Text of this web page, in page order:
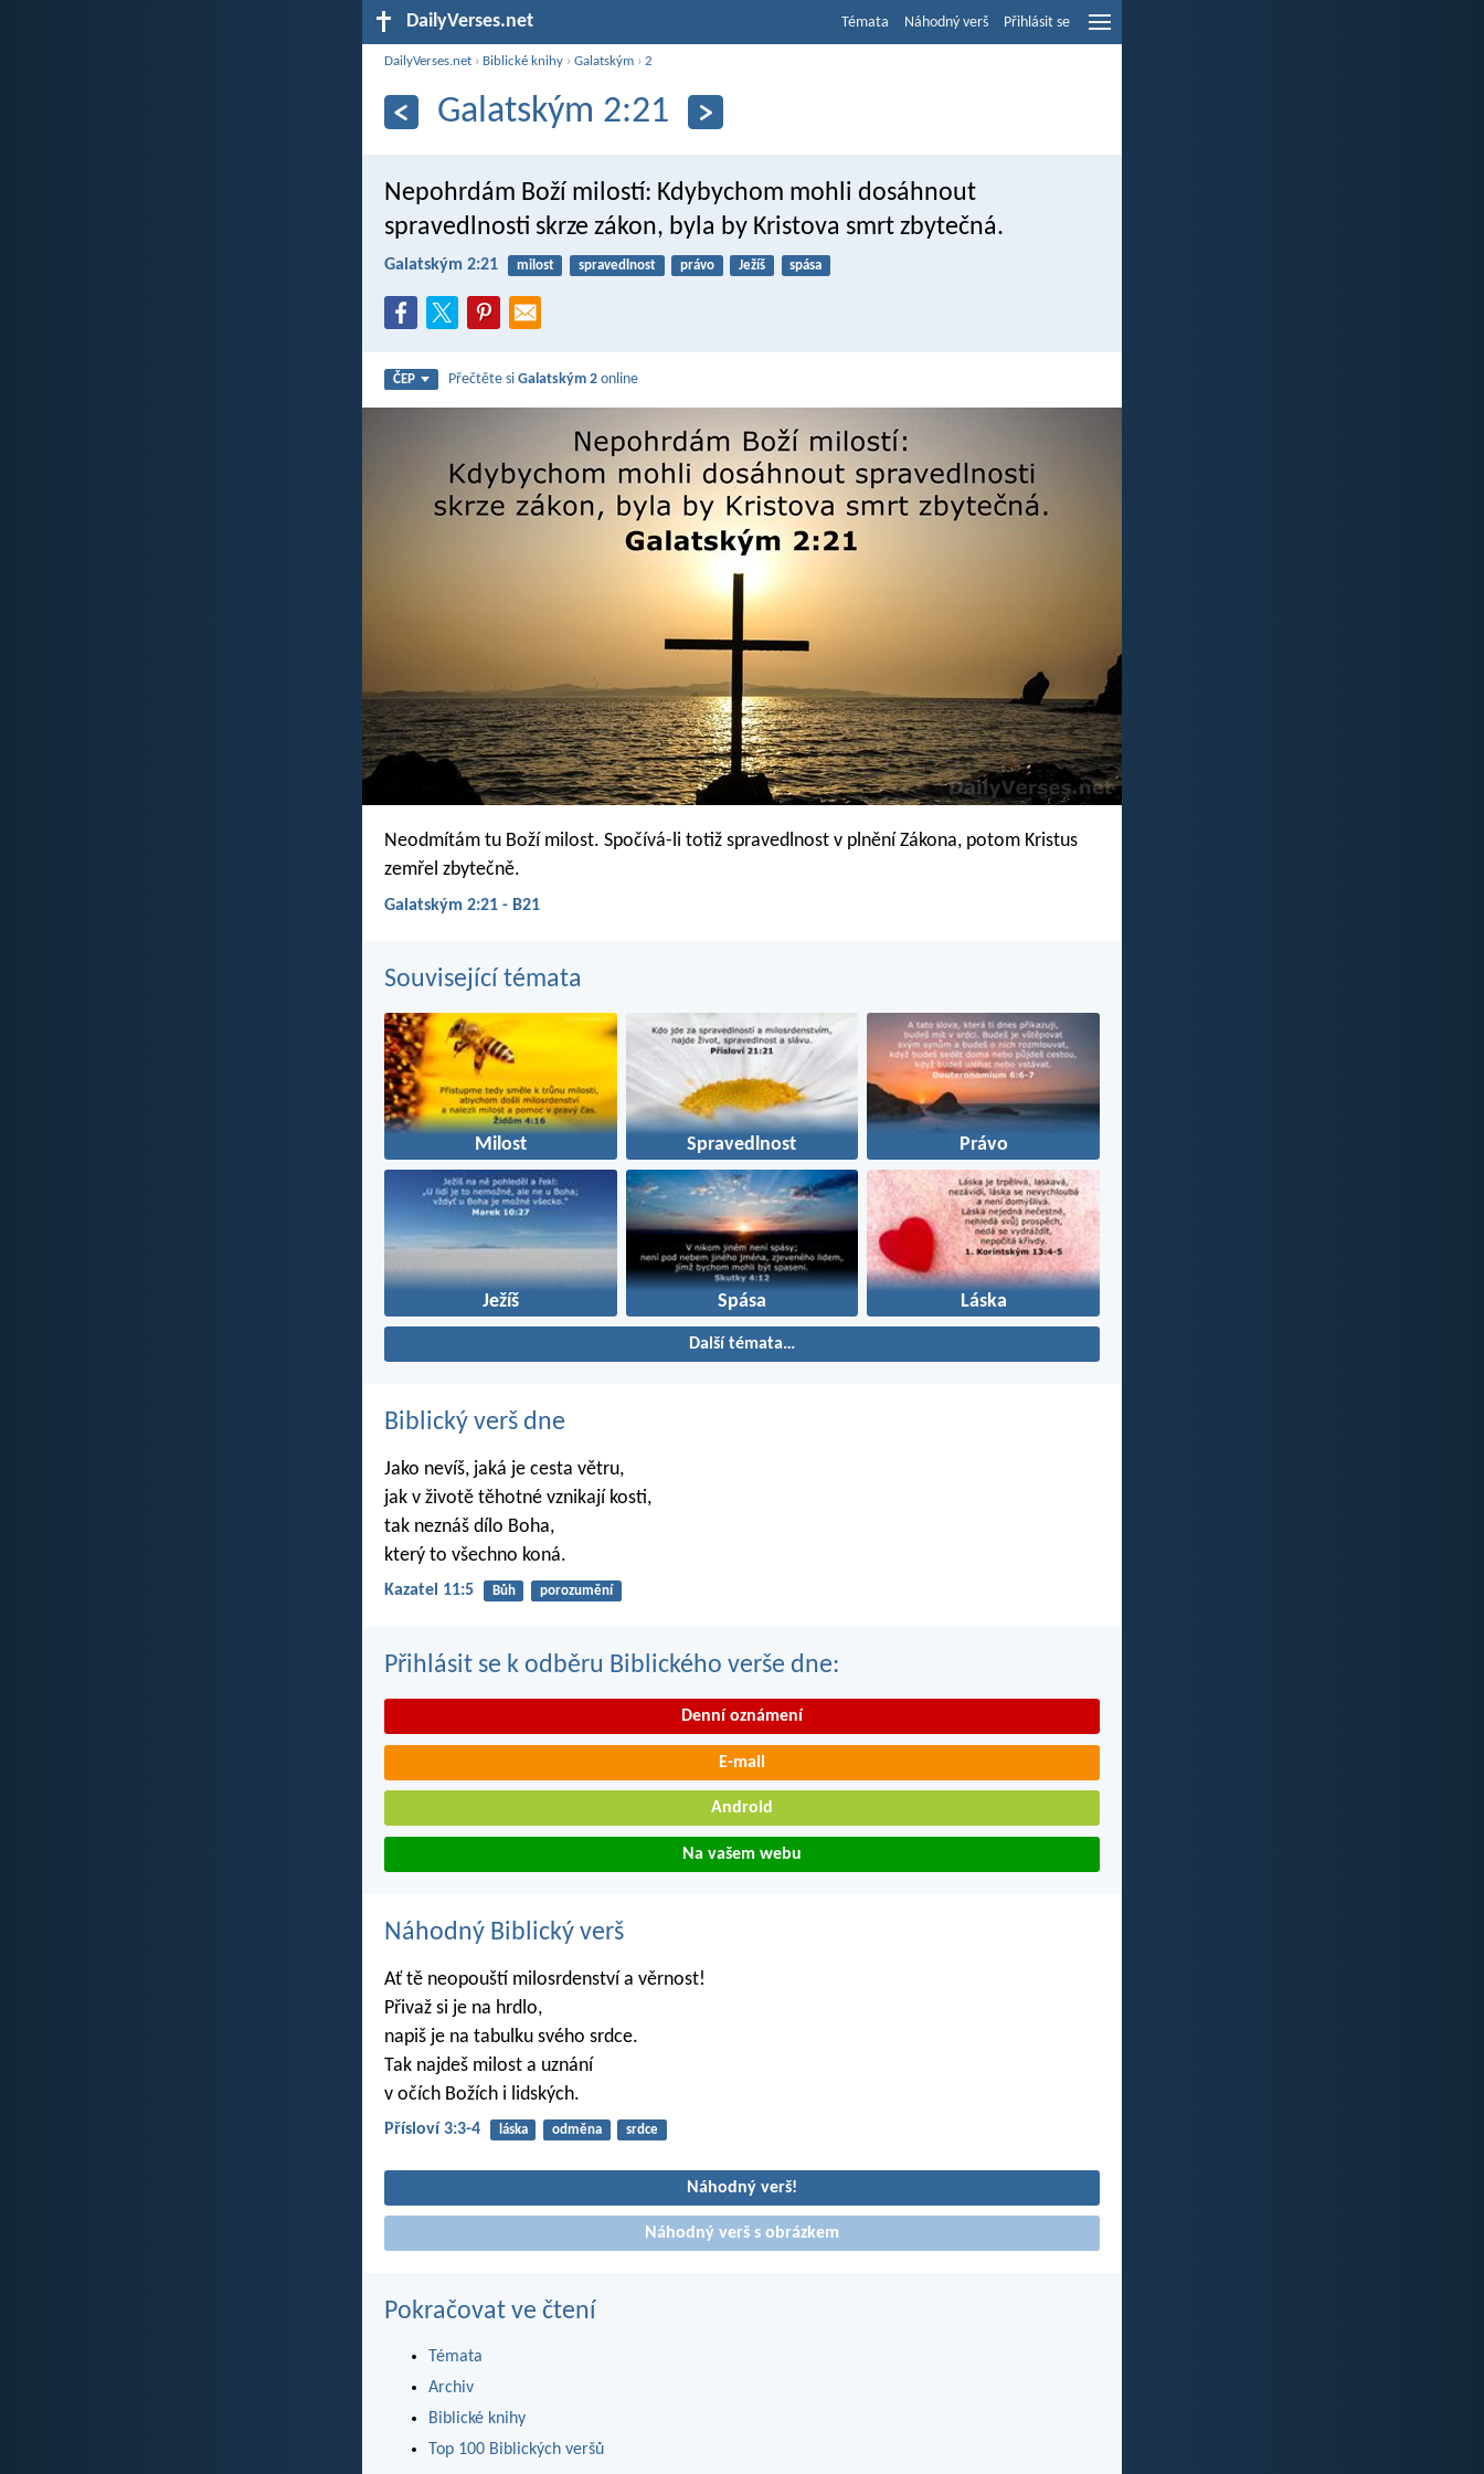
DailyVerses.net Témata Náhodný verš Přihlásit se
DailyVerses.net › Biblické knihy ›Galatským ›2
Galatským 2:21
Nepohrdám Boží milostí: Kdybychom mohli dosáhnout
spravedlnosti skrze zákon, byla by Kristova smrt zbytečná.
Galatským 2:21 milost spravedlnost právo Ježíš spása
ČEP Přečtěte siGalatským 2 online
Neodmítám tu Boží milost. Spočívá-li totiž spravedlnost v plnění Zákona, potom Kristus
zemřel zbytečně.
Galatským 2:21 - B21
Související témata
Milost Spravedlnost Právo
Ježíš Spása Láska
Další témata…
Biblický verš dne
Jako nevíš, jaká je cesta větru,
jak v životě těhotné vznikají kosti,
tak neznáš dílo Boha,
který to všechno koná.
Kazatel 11:5 Bůh porozumění
Přihlásit se k odběru Biblického verše dne:
Denní oznámení
E-mail
Android
Na vašem webu
Náhodný Biblický verš
Ať tě neopouští milosrdenství a věrnost!
Přivaž si je na hrdlo,
napiš je na tabulku svého srdce.
Tak najdeš milost a uznání
v očích Božích i lidských.
Přísloví 3:3-4 láska odměna srdce
Náhodný verš!
Náhodný verš s obrázkem
Pokračovat ve čtení
Témata
Archiv
Biblické knihy
Top 100 Biblických veršů